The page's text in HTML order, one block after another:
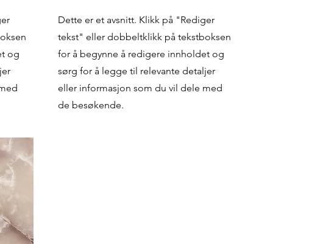
og
Dette er et avsnitt. Klikk på "Rediger
tekst" eller dobbeltklikk på tekstboksen
for å begynne å redigere innholdet og
sørg for å legge til relevante detaljer
eller informasjon som du vil dele med
de besøkende.